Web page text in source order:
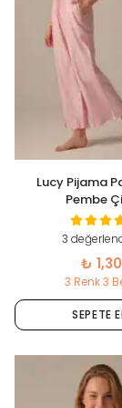
Lucy Pijama
Pembe
3
₺
3 Renk 3
SEPETE